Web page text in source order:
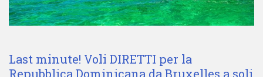
Last minute! Voli DIRETTI per la
Repubblica Dominicana da Bruxelles a soli